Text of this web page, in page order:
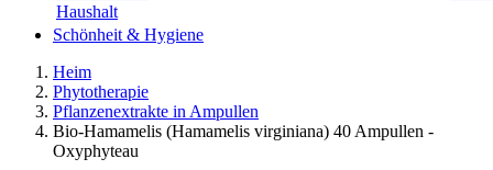
Haushalt
Schönheit & Hygiene
Heim
Phytotherapie
Pflanzenextrakte in Ampullen
Bio-Hamamelis (Hamamelis virginiana) 40 Ampullen -
Oxyphyteau